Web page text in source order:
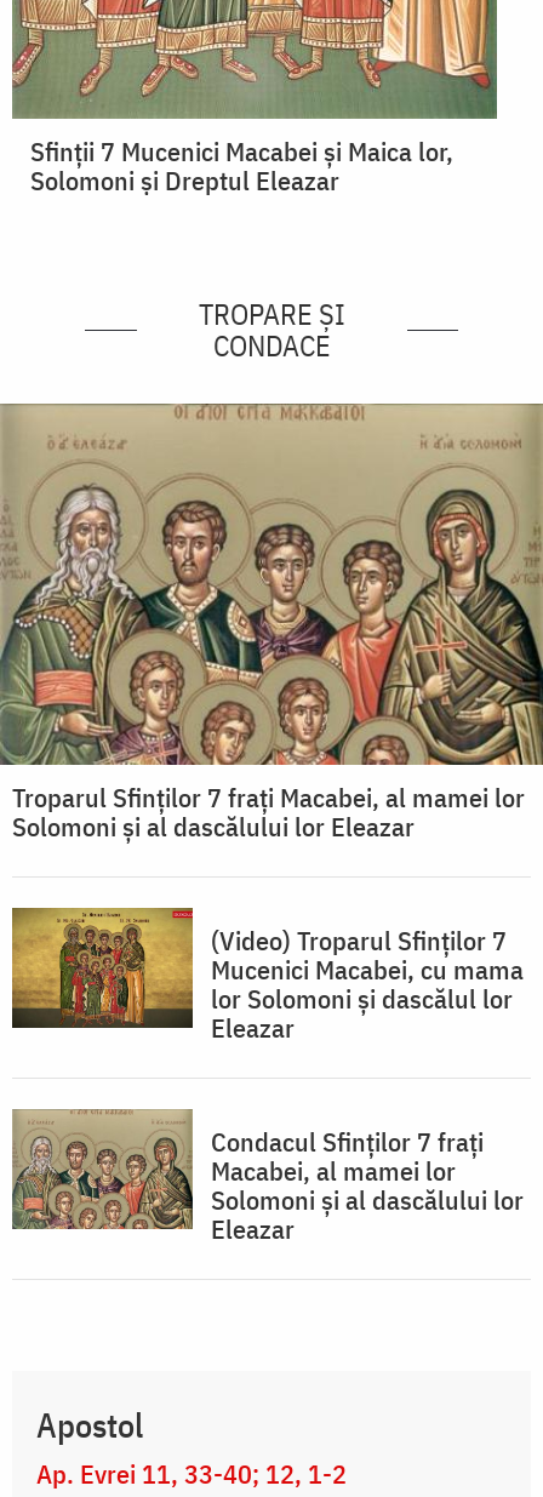
Sfinții 7 Mucenici Macabei și Maica lor,
Solomoni și Dreptul Eleazar
TROPARE ȘI
CONDACE
Troparul Sfinţilor 7 fraţi Macabei, al mamei lor
Solomoni şi al dascălului lor Eleazar
(Video) Troparul Sfinților 7
Mucenici Macabei, cu mama
lor Solomoni și dascălul lor
Eleazar
Condacul Sfinţilor 7 fraţi
Macabei, al mamei lor
Solomoni şi al dascălului lor
Eleazar
Apostol
Ap. Evrei 11, 33-40; 12, 1-2